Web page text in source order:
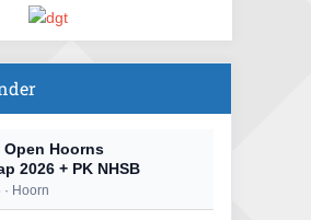
Open Hoorns
2026 + PK NHSB
Hoorn